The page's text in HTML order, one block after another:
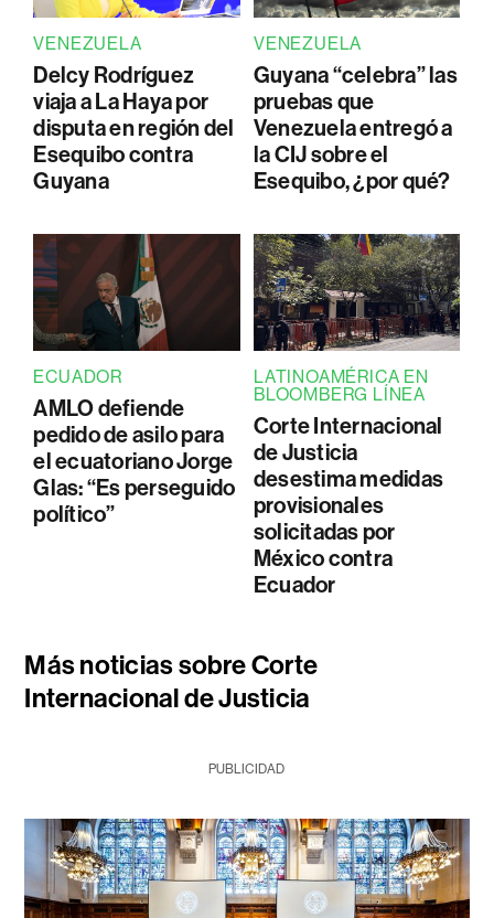
VENEZUELA
Delcy Rodríguez
viaja a La Haya por
disputa en región del
Esequibo contra
Guyana
VENEZUELA
Guyana “celebra” las
pruebas que
Venezuela entregó a
la CIJ sobre el
Esequibo, ¿por qué?
ECUADOR
AMLO defiende
pedido de asilo para
el ecuatoriano Jorge
Glas: “Es perseguido
político”
LATINOAMÉRICA EN
BLOOMBERG LÍNEA
Corte Internacional
de Justicia
desestima medidas
provisionales
solicitadas por
México contra
Ecuador
Más noticias sobre Corte
Internacional de Justicia
PUBLICIDAD